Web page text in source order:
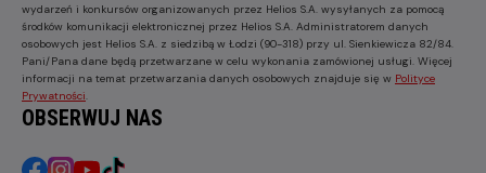
wydarzeń i konkursów organizowanych przez Helios S.A. wysyłanych za pomocą
środków komunikacji elektronicznej przez Helios S.A. Administratorem danych
osobowych jest Helios S.A. z siedzibą w Łodzi (90-318) przy ul. Sienkiewicza 82/84.
Pani/Pana dane będą przetwarzane w celu wykonania zamówionej usługi. Więcej
informacji na temat przetwarzania danych osobowych znajduje się w Polityce
Prywatności
OBSERWUJ NAS